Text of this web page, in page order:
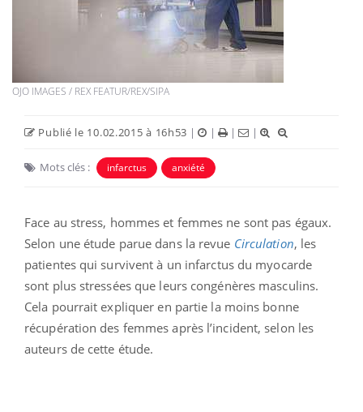
OJO IMAGES / REX FEATUR/REX/SIPA
Publié le 10.02.2015 à 16h53 | | | |
Mots clés : infarctus anxiété
Face au stress, hommes et femmes ne sont pas égaux.
Selon une étude parue dans la revue Circulation, les
patientes qui survivent à un infarctus du myocarde
sont plus stressées que leurs congénères masculins.
Cela pourrait expliquer en partie la moins bonne
récupération des femmes après l’incident, selon les
auteurs de cette étude.